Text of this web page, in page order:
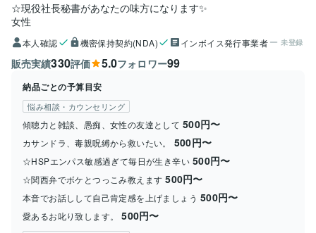
☆現役社長秘書があなたの味方になります✨
女性
本人確認 機密保持契約(NDA) インボイス発行事業者 未登録
販売実績330評価 5.0フォロワー99
納品ごとの予算目安
悩み相談・カウンセリング
傾聴力と雑談、愚痴、女性の友達として 500円〜
カサンドラ、毒親呪縛から救いたい。 500円〜
☆HSPエンパス敏感過ぎて毎日が生き辛い 500円〜
☆関西弁でボケとつっこみ教えます 500円〜
本音でお話しして自己肯定感を上げましょう 500円〜
愛あるお叱り致します。 500円〜